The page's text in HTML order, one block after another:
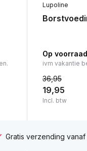
Lupoline
Op voorraad
ivm vakantie
36,95
19,95
Incl. btw
Gratis verzending